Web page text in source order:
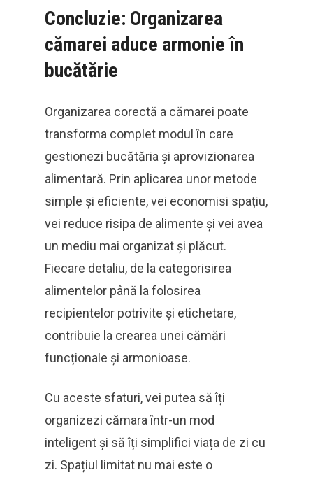
Concluzie: Organizarea
cămarei aduce armonie în
bucătărie
Organizarea corectă a cămarei poate
transforma complet modul în care
gestionezi bucătăria și aprovizionarea
alimentară. Prin aplicarea unor metode
simple și eficiente, vei economisi spațiu,
vei reduce risipa de alimente și vei avea
un mediu mai organizat și plăcut.
Fiecare detaliu, de la categorisirea
alimentelor până la folosirea
recipientelor potrivite și etichetare,
contribuie la crearea unei cămări
funcționale și armonioase.
Cu aceste sfaturi, vei putea să îți
organizezi cămara într-un mod
inteligent și să îți simplifici viața de zi cu
zi. Spațiul limitat nu mai este o